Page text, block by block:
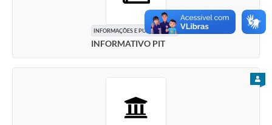
INFORMAÇÕES E PUBLICAÇÕES
INFORMATIVO PIT